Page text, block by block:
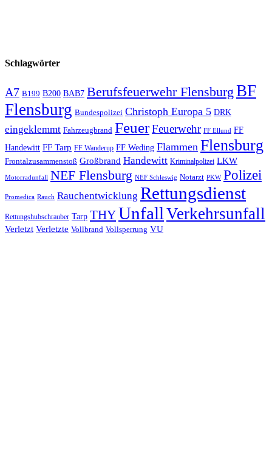
Schlagwörter
A7 B199 B200 BAB7 Berufsfeuerwehr Flensburg BF
Flensburg Bundespolizei Christoph Europa 5 DRK
eingeklemmt Fahrzeugbrand FeuerFeuerwehr FF Ellund FF
Handewitt FF Tarp FF Wanderup FF Weding Flammen Flensburg
Frontalzusammenstoß Großbrand Handewitt Kriminalpolizei LKW
Motorradunfall NEF Flensburg NEF Schleswig Notarzt PKW Polizei
Promedica Rauch Rauchentwicklung Rettungsdienst
Rettungshubschrauber Tarp THYUnfall Verkehrsunfall
Verletzt Verletzte Vollbrand Vollsperrung VU